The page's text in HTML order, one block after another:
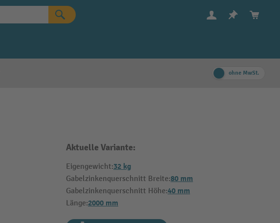
ohne MwSt.
Aktuelle Variante:
Eigengewicht:32 kg
Gabelzinkenquerschnitt Breite:80 mm
Gabelzinkenquerschnitt Höhe:40 mm
Länge:2000 mm